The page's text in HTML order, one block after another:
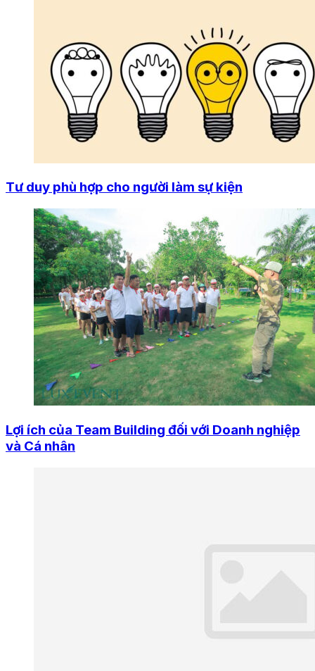
Tư duy phù hợp cho người làm sự kiện
Lợi ích của Team Building đối với Doanh nghiệp
và Cá nhân